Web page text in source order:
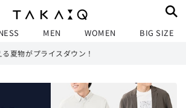
MEN WOMEN BIG SIZE
夏物がプライスダウン！